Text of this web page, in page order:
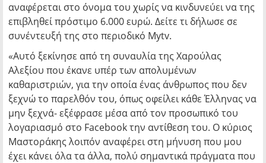
αναφέρεται στο όνομα του χωρίς να κινδυνεύει να της
επιβληθεί πρόστιμο 6.000 ευρώ. Δείτε τι δήλωσε σε
συνέντευξή της στο περιοδικό Mytv.
«Αυτό ξεκίνησε από τη συναυλία της Χαρούλας
Αλεξίου που έκανε υπέρ των απολυμένων
καθαριστριών, για την οποία ένας άνθρωπος που δεν
ξεχνώ το παρελθόν του, όπως οφείλει κάθε Έλληνας να
μην ξεχνά- εξέφρασε μέσα από τον προσωπικό του
λογαριασμό στο Facebook την αντίθεση του. Ο κύριος
Μαστοράκης λοιπόν αναφέρει στη μήνυση που μου
έχει κάνει όλα τα άλλα, πολύ σημαντικά πράγματα που